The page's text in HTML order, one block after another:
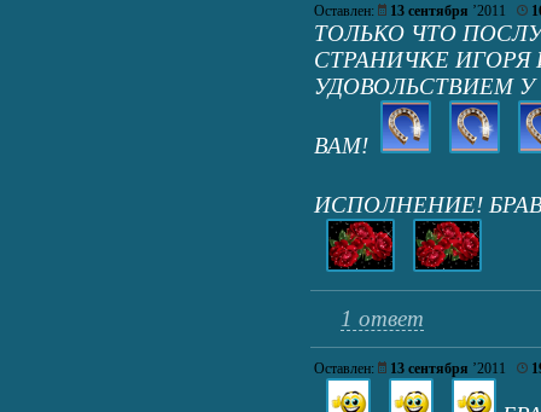
Оставлен: 13 сентября ’2011
ТОЛЬКО ЧТО
СТРАНИЧКЕ ИГОРЯ
УДОВОЛЬСТВИЕМ
ВАМ!
ИСПОЛНЕНИЕ!
1 ответ
Оставлен: 13 сентября ’2011